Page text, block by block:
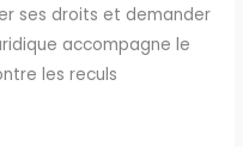
ses droits et demander
accompagne le
les reculs